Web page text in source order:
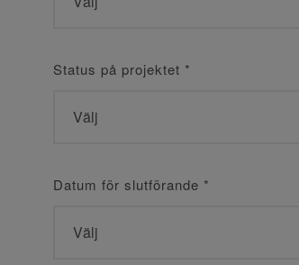
Status på projektet *
Datum för slutförande *